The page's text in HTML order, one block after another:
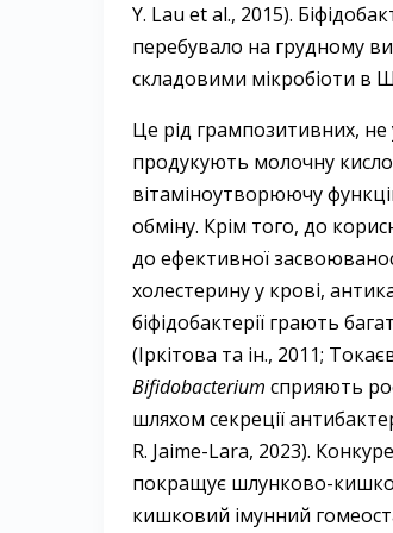
Y. Lau et al., 2015).
перебувало на грудному
складовими мікробіоти в
Це рід грампозитивних,
продукують молочну
вітаміноутворюючу
обміну. Крім того, до
до ефективної
холестерину у крові,
біфідобактерії грають
(Іркітова та ін., 2011;
Bifidobacterium сприяють
шляхом секреції
R. Jaime-Lara, 2023).
покращує шлунково-
кишковий імунний